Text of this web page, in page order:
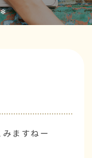
❄
ますねー